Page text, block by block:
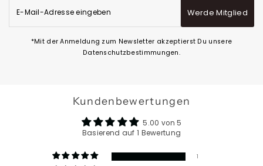
Mail-
Adresse
Werde Mitglied
*Mit der Anmeldung zum Newsletter akzeptierst Du unsere
Datenschutzbestimmungen.
Kundenbewertungen
5.00 von 5
Basierend auf 1 Bewertung
1